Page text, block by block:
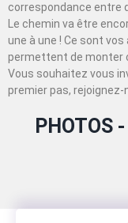
correspondance entre
Le chemin va être
une à une ! Ce sont
permettent de monter
Vous souhaitez vous
premier pas, rejoignez-
PHOTOS